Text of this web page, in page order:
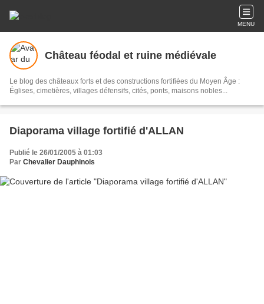
MENU
Château féodal et ruine médiévale
Le blog des châteaux forts et des constructions fortifiées du Moyen Âge :
Églises, cimetières, villages défensifs, cités, ponts, maisons nobles...
Diaporama village fortifié d'ALLAN
Publié le 26/01/2005 à 01:03
Par Chevalier Dauphinois